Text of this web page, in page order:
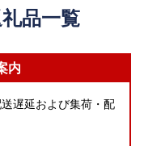
品一覧
内
遅延および集荷・配